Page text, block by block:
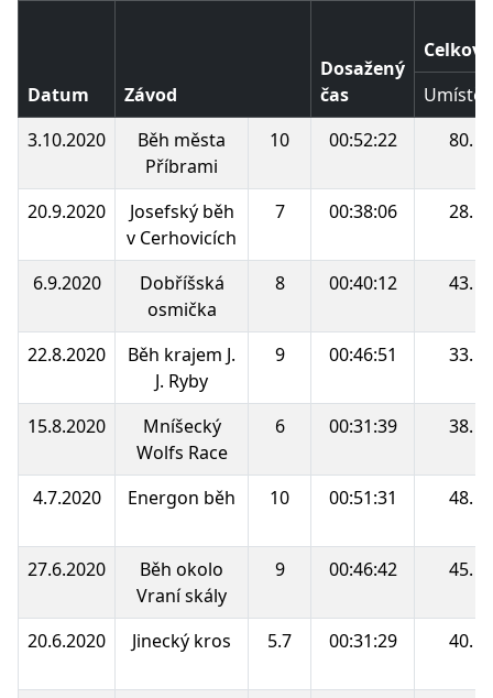
Datum Závod
Dosažený
čas
3.10.2020
Běh města
Příbrami
10 00:52:22 80.
20.9.2020
Josefský běh
v Cerhovicích
7 00:38:06 28.
6.9.2020
Dobříšská
osmička
8 00:40:12 43.
22.8.2020
Běh krajem J.
J. Ryby
9 00:46:51 33.
15.8.2020
Mníšecký
Wolfs Race
6 00:31:39 38.
4.7.2020 Energon běh 10 00:51:31 48.
27.6.2020
Běh okolo
Vraní skály
9 00:46:42 45.
20.6.2020 Jinecký kros 5.7 00:31:29 40.